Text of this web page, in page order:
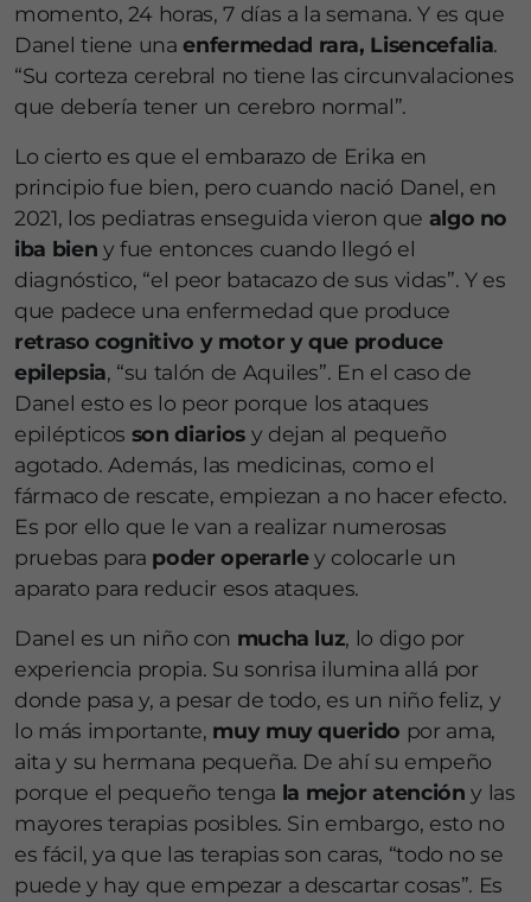
momento, 24 horas, 7 días a la semana. Y es que
Danel tiene unaenfermedad rara, Lisencefalia.
“Su corteza cerebral no tiene las circunvalaciones
que debería tener un cerebro normal”.
Lo cierto es que el embarazo de Erika en
principio fue bien, pero cuando nació Danel, en
2021, los pediatras enseguida vieron que algo no
iba bien y fue entonces cuando llegó el
diagnóstico, “el peor batacazo de sus vidas”. Y es
que padece una enfermedad que produce
retraso cognitivo y motor y que produce
epilepsia, “su talón de Aquiles”. En el caso de
Danel esto es lo peor porque los ataques
epilépticos son diariosy dejan al pequeño
agotado. Además, las medicinas, como el
fármaco de rescate, empiezan a no hacer efecto.
Es por ello que le van a realizar numerosas
pruebas para poder operarley colocarle un
aparato para reducir esos ataques.
Danel es un niño con mucha luz, lo digo por
experiencia propia. Su sonrisa ilumina allá por
donde pasa y, a pesar de todo, es un niño feliz, y
lo más importante, muy muy querido por ama,
aita y su hermana pequeña. De ahí su empeño
porque el pequeño tenga la mejor atención y las
mayores terapias posibles. Sin embargo, esto no
es fácil, ya que las terapias son caras, “todo no se
puede y hay que empezar a descartar cosas”. Es